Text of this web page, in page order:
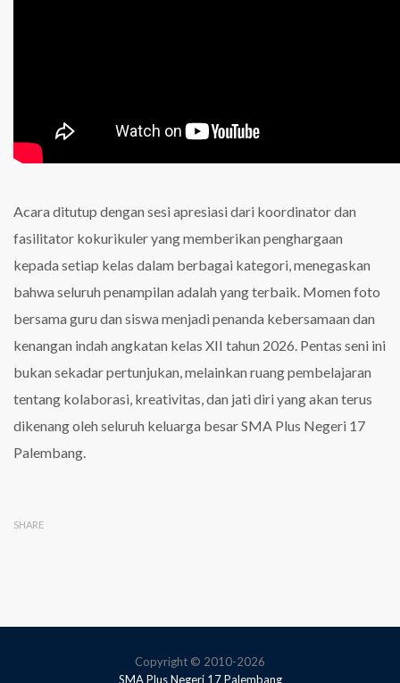
Acara ditutup dengan sesi apresiasi dari koordinator dan
fasilitator kokurikuler yang memberikan penghargaan
kepada setiap kelas dalam berbagai kategori, menegaskan
bahwa seluruh penampilan adalah yang terbaik. Momen foto
bersama guru dan siswa menjadi penanda kebersamaan dan
kenangan indah angkatan kelas XII tahun 2026. Pentas seni ini
bukan sekadar pertunjukan, melainkan ruang pembelajaran
tentang kolaborasi, kreativitas, dan jati diri yang akan terus
dikenang oleh seluruh keluarga besar SMA Plus Negeri 17
Palembang.
SHARE
Copyright © 2010-2026
SMA Plus Negeri 17 Palembang